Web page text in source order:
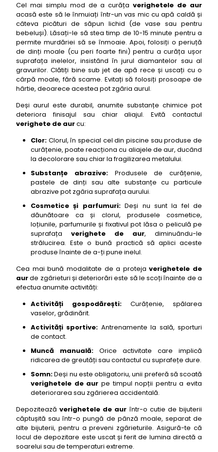
Cel mai simplu mod de a curățaverighetele de aur
acasă este să le înmuiați într-un vas mic cu apă caldă și
câteva picături de săpun lichid (de vase sau pentru
bebeluși). Lăsați-le să stea timp de 10-15 minute pentru a
permite murdăriei să se înmoaie. Apoi, folosiți o periuță
de dinți moale (cu peri foarte fini) pentru a curăța ușor
suprafața inelelor, insistând în jurul diamantelor sau al
gravurilor. Clătiți bine sub jet de apă rece și uscați cu o
cârpă moale, fără scame. Evitați să folosiți prosoape de
hârtie, deoarece acestea pot zgâria aurul.
Deși aurul este durabil, anumite substanțe chimice pot
deteriora finisajul sau chiar aliajul. Evită contactul
verighete de aurcu:
Clor: Clorul, în special cel din piscine sau produse de
curățenie, poate reacționa cu aliajele de aur, ducând
la decolorare sau chiar la fragilizarea metalului.
Substanțe abrazive:Produsele de curățenie,
pastele de dinți sau alte substanțe cu particule
abrazive pot zgâria suprafața aurului.
Cosmetice și parfumuri:Deși nu sunt la fel de
dăunătoare ca și clorul, produsele cosmetice,
loțiunile, parfumurile și fixativul pot lăsa o peliculă pe
suprafața verighete de aur, diminuându-le
strălucirea. Este o bună practică să aplici aceste
produse înainte de a-ți pune inelul.
Cea mai bună modalitate de a protejaverighetele de
aurde zgârieturi și deteriorări este să le scoți înainte de a
efectua anumite activități:
Activități gospodărești: Curățenie, spălarea
vaselor, grădinărit.
Activități sportive: Antrenamente la sală, sporturi
de contact.
Muncă manuală: Orice activitate care implică
ridicarea de greutăți sau contactul cu suprafețe dure.
Somn:Deși nu este obligatoriu, unii preferă să scoată
verighetele de aur pe timpul nopții pentru a evita
deteriorarea sau zgârierea accidentală.
Depoziteazăverighetele de aur într-o cutie de bijuterii
căptușită sau într-o pungă de pânză moale, separat de
alte bijuterii, pentru a preveni zgârieturile. Asigură-te că
locul de depozitare este uscat și ferit de lumina directă a
soarelui sau de temperaturi extreme.